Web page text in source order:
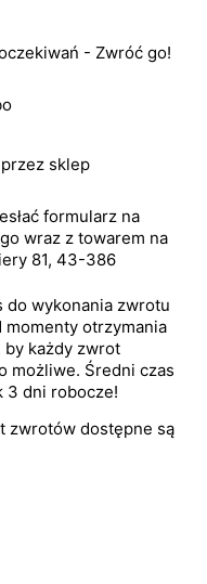
- Zwróć go!
sklep
formularz na
wraz z towarem na
81, 43-386
do wykonania zwrotu
momenty otrzymania
by każdy zwrot
możliwe. Średni czas
3 dni robocze!
zwrotów dostępne są